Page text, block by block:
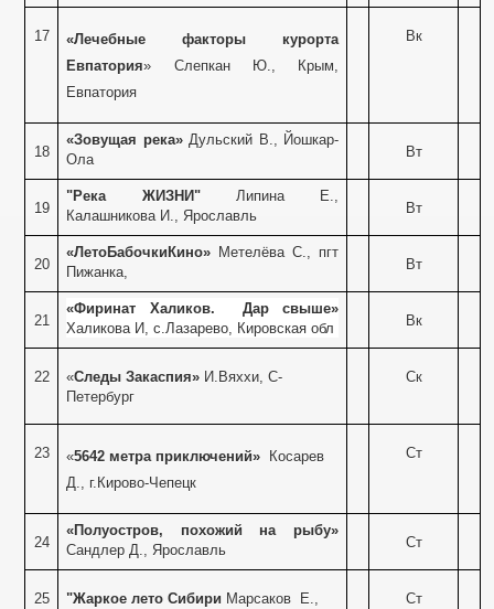
17
«Лечебные факторы курорта
Евпатория» Слепкан Ю., Крым,
Евпатория
Вк
18
«Зовущая река»Дульский В., Йошкар-
Ола
Вт
19
"Река ЖИЗНИ"Липина Е.,
Калашникова И., Ярославль
Вт
20
«ЛетоБабочкиКино» Метелёва С., пгт
Пижанка,
Вт
21
«Фиринат Халиков. Дар свыше»
Халикова И, с.Лазарево, Кировская обл
Вк
22 «Следы Закаспия» И.Вяххи, С-
Петербург
Ск
23 «5642 метра приключений» Косарев
Д., г.Кирово-Чепецк
Ст
24
«Полуостров, похожий на рыбу»
Сандлер Д., Ярославль
Ст
25 "Жаркое лето Сибири Марсаков Е.,
Ст